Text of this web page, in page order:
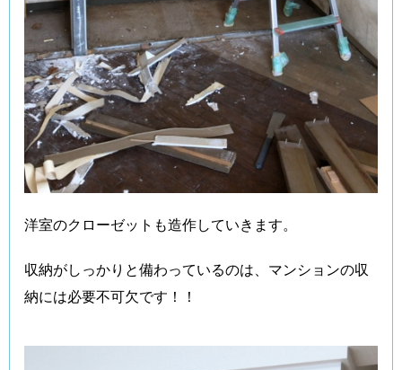
洋室のクローゼットも造作していきます。
収納がしっかりと備わっているのは、マンションの収
納には必要不可欠です！！